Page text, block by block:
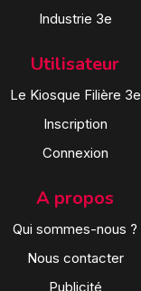
Industrie 3e
Utilisateur
Le Kiosque Filière 3e
Inscription
Connexion
A propos
Qui sommes-nous ?
Nous contacter
Publicité